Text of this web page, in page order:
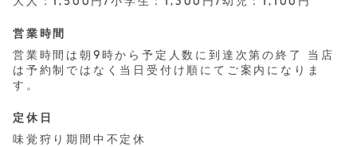
営業時間
営業時間は朝9時から予定人数に到達次第の終了 当店
は予約制ではなく当日受付け順にてご案内になりま
す。
定休日
味覚狩り期間中不定休